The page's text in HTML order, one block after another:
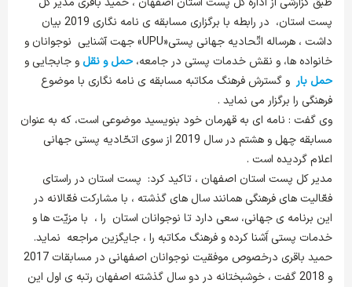
پست استان، در رابطه با برگزاری مسابقه ی نامه نگاری 2019 بیان
داشت ، هرساله اتّحادیه جهانی پستی«UPU» جهت آشنایی نوجوانان و
خانواده ها، و نقش خدمات پستی در جامعه، حمل و نقلو جابجایی و
حمل بار و گسترش فرهنگ مکاتبه مسابقه ی نامه نگاری با موضوع
فرهنگی را برگزار می نماید .
وی گفت : نامه ای به قهرمان خود بنویسید موضوعی است، که به عنوان
مسابقه چهل و هشتم در سال 2019 از سوی اتحّادیه پستی جهانی
اعلام گردیده است .
مدیر کل پست استان اصفهان ، تاکید کرد: پست استان در راستای
فعّالیت های فرهنگی همانند سال های گذشته ، با مشارکت فعّالانه در
این برنامه ی جهانی، سعی دارد تا نوجوانان استان را ، با مزیّت ها و
خدمات پستی آَشنا کرده و فرهنگ مکاتبه را ، جایگزین مراجعه نماید.
حمید باقری درخصوص موفقیت نوجوانان اصفهانی در مسابقات 2017
و 2018 گفت ، خوشبختانه در دو سال گذشته اصفهان رتبه ی اول این